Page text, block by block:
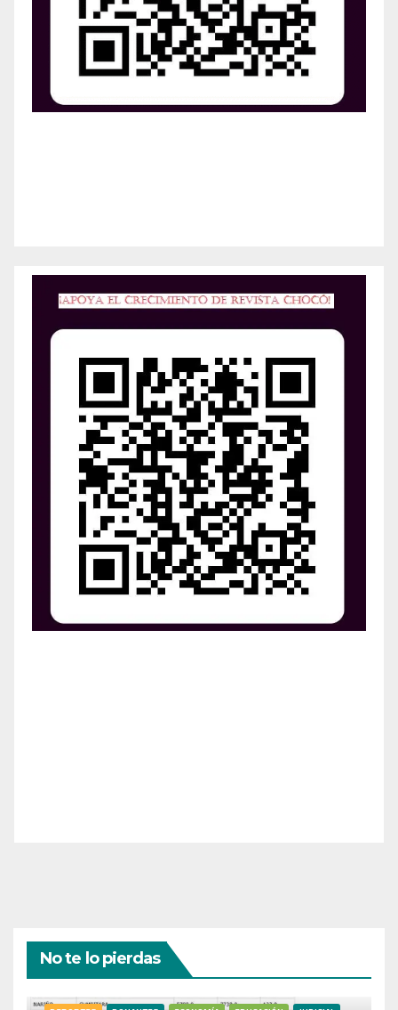
No te lo pierdas